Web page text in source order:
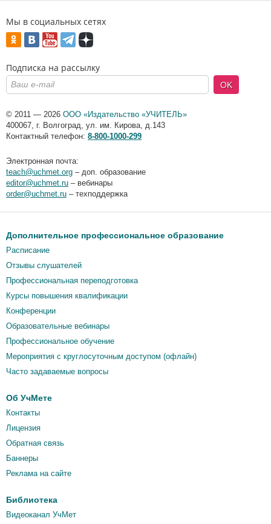
Мы в социальных сетях
Подписка на рассылку
OK
© 2011 — 2026 ООО «Издательство «УЧИТЕЛЬ»
400067 г. Волгоград ул. им. Кирова, д.143
Контактный телефон: 8-800-1000-299
Электронная почта:
teach@uchmet.org – доп. образование
editor@uchmet.ru – вебинары
order@uchmet.ru – техподдержка
Дополнительное профессиональное образование
Расписание
Отзывы слушателей
Профессиональная переподготовка
Курсы повышения квалификации
Конференции
Образовательные вебинары
Профессиональное обучение
Мероприятия c круглосуточным доступом (офлайн)
Часто задаваемые вопросы
Об УчМете
Контакты
Лицензия
Обратная связь
Баннеры
Реклама на сайте
Библиотека
Видеоканал УчМет